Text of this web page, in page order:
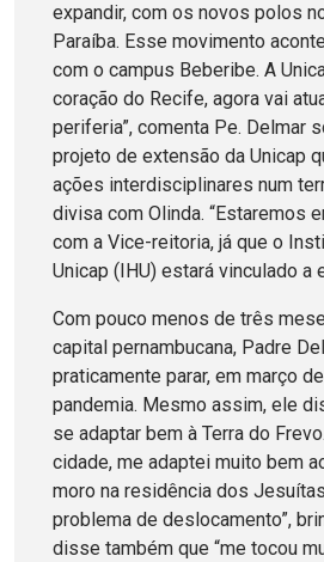
expandir, com os novos polos
Paraíba. Esse movimento
com o campus Beberibe. A
coração do Recife, agora vai
periferia”, comenta Pe. Delmar
projeto de extensão da Unicap
ações interdisciplinares num
divisa com Olinda. “Estaremos
com a Vice-reitoria, já que o
Unicap (IHU) estará vinculado a
Com pouco menos de três
capital pernambucana, Padre
praticamente parar, em março
pandemia. Mesmo assim, ele
se adaptar bem à Terra do
cidade, me adaptei muito bem
moro na residência dos
problema de deslocamento”,
disse também que “me tocou